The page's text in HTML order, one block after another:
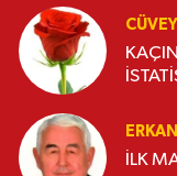
KAÇINCI
İLK